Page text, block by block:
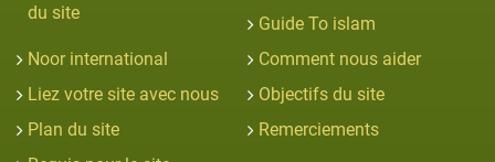
du site
Guide To islam
Noor international
Comment nous aider
Liez votre site avec nous
Objectifs du site
Plan du site
Remerciements